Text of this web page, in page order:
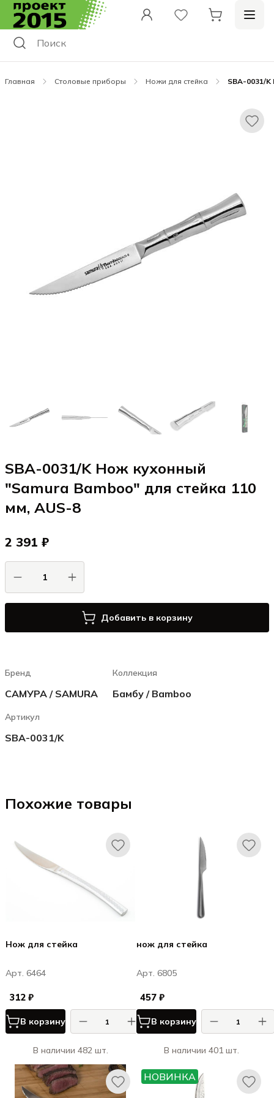
Главная Столовые приборы Ножи для стейка SBA-0031/
SBA-0031/K Нож кухонный
"Samura Bamboo" для стейка 110
мм, AUS-8
2 391 ₽
Добавить в корзину
Бренд
САМУРА / SAMURA
Коллекция
Бамбу / Bamboo
Артикул
SBA-0031/K
Похожие товары
Нож для стейка
Арт. 6464
312 ₽
В корзину
В наличии 482 шт.
нож для стейка
Арт. 6805
457 ₽
В корзину
В наличии 401 шт.
НОВИНКА